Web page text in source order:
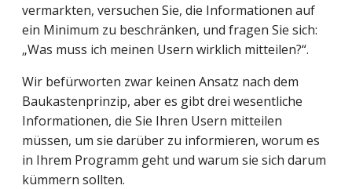
vermarkten, versuchen Sie, die Informationen auf
ein Minimum zu beschränken, und fragen Sie sich:
„Was muss ich meinen Usern wirklich mitteilen?“.
Wir befürworten zwar keinen Ansatz nach dem
Baukastenprinzip, aber es gibt drei wesentliche
Informationen, die Sie Ihren Usern mitteilen
müssen, um sie darüber zu informieren, worum es
in Ihrem Programm geht und warum sie sich darum
kümmern sollten.